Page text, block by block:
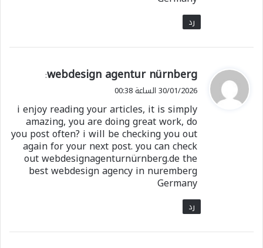
رد
ي
ق
ل
webdesign agentur nürnberg
:
30/01/2026 الساعة 00:38
i enjoy reading your articles, it is simply
amazing, you are doing great work, do
you post often? i will be checking you out
again for your next post. you can check
out webdesignagenturnürnberg.de the
best webdesign agency in nuremberg
Germany
رد